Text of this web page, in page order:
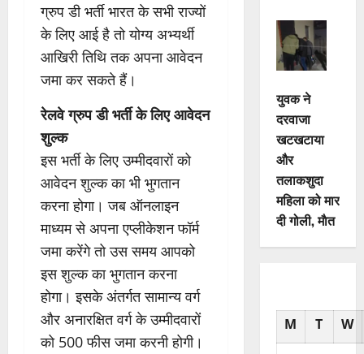
ग्रुप डी भर्ती भारत के सभी राज्यों
के लिए आई है तो योग्य अभ्यर्थी
आखिरी तिथि तक अपना आवेदन
जमा कर सकते हैं।
रेलवे ग्रुप डी भर्ती के लिए आवेदन
शुल्क
इस भर्ती के लिए उम्मीदवारों को
आवेदन शुल्क का भी भुगतान
करना होगा। जब ऑनलाइन
माध्यम से अपना एप्लीकेशन फॉर्म
जमा करेंगे तो उस समय आपको
इस शुल्क का भुगतान करना
होगा। इसके अंतर्गत सामान्य वर्ग
और अनारक्षित वर्ग के उम्मीदवारों
को 500 फीस जमा करनी होगी।
युवक ने
दरवाजा
खटखटाया
और
तलाकशुदा
महिला को मार
दी गोली, माैत
M T W